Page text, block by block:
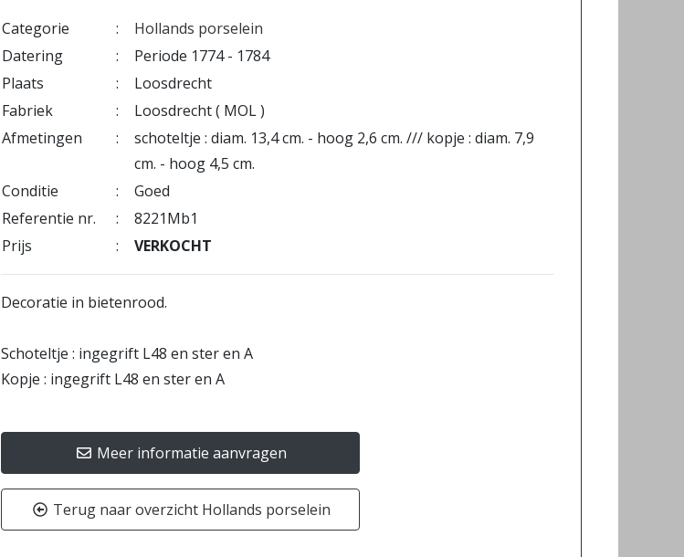
Categorie :
Hollands porselein
Datering
:
Periode 1774 - 1784
Plaats
:
Loosdrecht
Fabriek
:
Loosdrecht ( MOL )
Afmetingen
:
schoteltje : diam. 13,4 cm. - hoog 2,6 cm. /// kopje : diam. 7,9
cm. - hoog 4,5 cm.
Conditie
:
Goed
Referentie nr.
:
8221Mb1
Prijs
: VERKOCHT
Decoratie in bietenrood.
Schoteltje : ingegrift L48 en ster en A
Kopje : ingegrift L48 en ster en A
Meer informatie aanvragen
Terug naar overzicht Hollands porselein